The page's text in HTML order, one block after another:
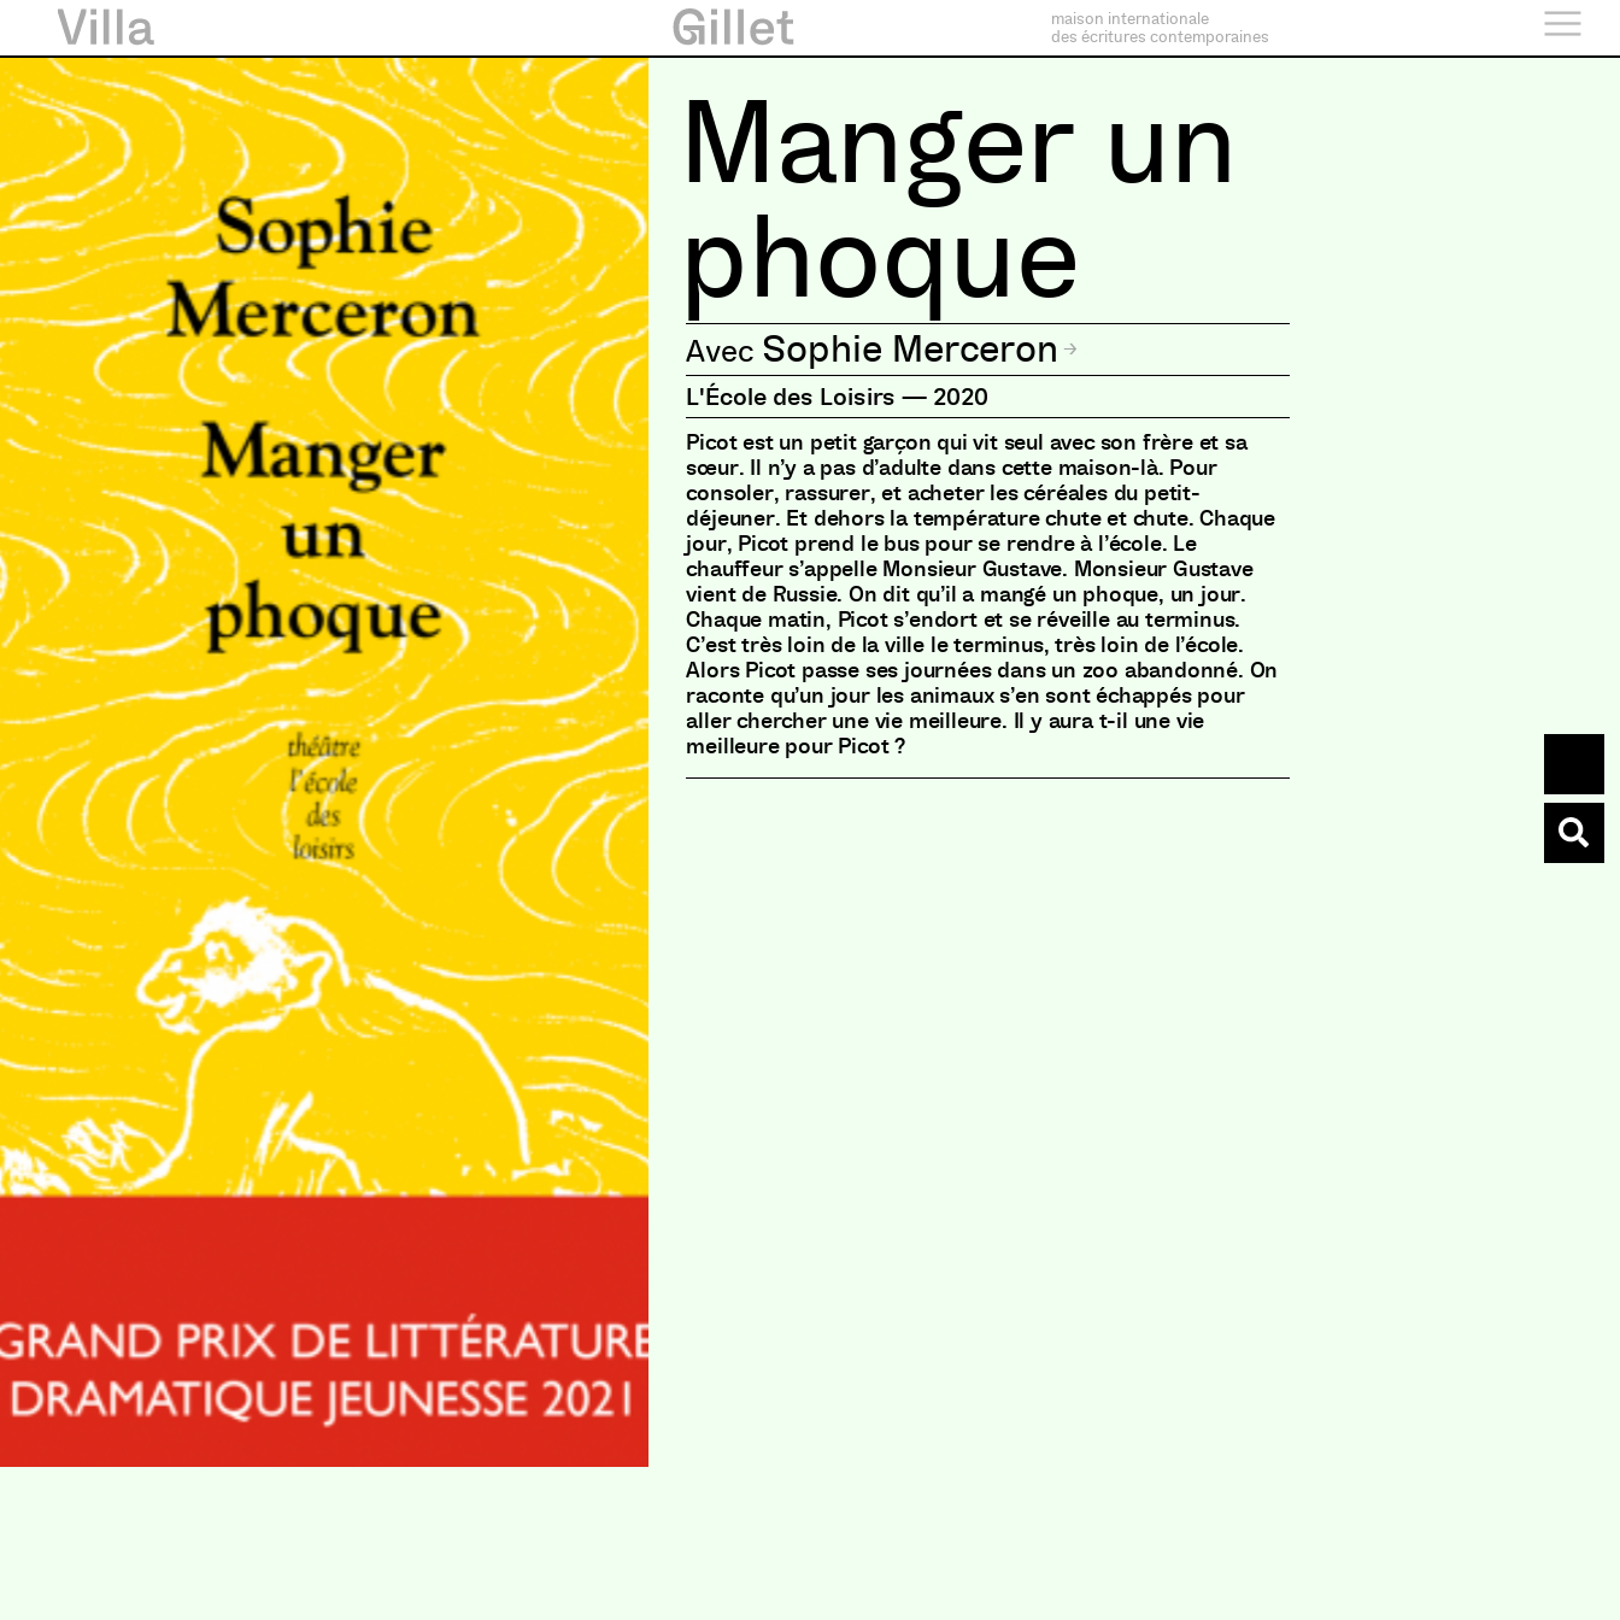
maison internationale
des écritures contemporaines
Manger un
phoque
Sophie Merceron
L'École des Loisirs — 2020
Picot est un petit garçon qui vit seul avec son frère et sa
sœur. Il n’y a pas d’adulte dans cette maison-là. Pour
consoler, rassurer, et acheter les céréales du petit-
déjeuner. Et dehors la température chute et chute. Chaque
jour, Picot prend le bus pour se rendre à l’école. Le
chauffeur s’appelle Monsieur Gustave. Monsieur Gustave
vient de Russie. On dit qu’il a mangé un phoque, un jour.
Chaque matin, Picot s’endort et se réveille au terminus.
C’est très loin de la ville le terminus, très loin de l’école.
Alors Picot passe ses journées dans un zoo abandonné. On
raconte qu’un jour les animaux s’en sont échappés pour
aller chercher une vie meilleure. Il y aura t-il une vie
meilleure pour Picot ?